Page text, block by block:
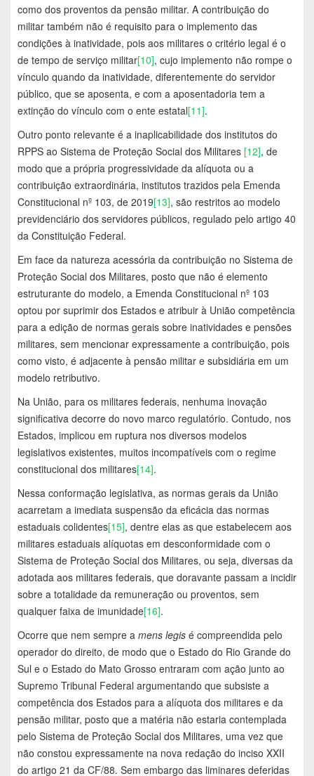
como dos proventos da pensão militar. A contribuição do
militar também não é requisito para o implemento das
condições à inatividade, pois aos militares o critério legal é o
de tempo de serviço militar[10], cujo implemento não rompe o
vínculo quando da inatividade, diferentemente do servidor
público, que se aposenta, e com a aposentadoria tem a
extinção do vínculo com o ente estatal[11].
Outro ponto relevante é a inaplicabilidade dos institutos do
RPPS ao Sistema de Proteção Social dos Militares [12], de
modo que a própria progressividade da alíquota ou a
contribuição extraordinária, institutos trazidos pela Emenda
Constitucional nº 103, de 2019[13], são restritos ao modelo
previdenciário dos servidores públicos, regulado pelo artigo 40
da Constituição Federal.
Em face da natureza acessória da contribuição no Sistema de
Proteção Social dos Militares, posto que não é elemento
estruturante do modelo, a Emenda Constitucional nº 103
optou por suprimir dos Estados e atribuir à União competência
para a edição de normas gerais sobre inatividades e pensões
militares, sem mencionar expressamente a contribuição, pois
como visto, é adjacente à pensão militar e subsidiária em um
modelo retributivo.
Na União, para os militares federais, nenhuma inovação
significativa decorre do novo marco regulatório. Contudo, nos
Estados, implicou em ruptura nos diversos modelos
legislativos existentes, muitos incompatíveis com o regime
constitucional dos militares[14].
Nessa conformação legislativa, as normas gerais da União
acarretam a imediata suspensão da eficácia das normas
estaduais colidentes[15], dentre elas as que estabelecem aos
militares estaduais alíquotas em desconformidade com o
Sistema de Proteção Social dos Militares, ou seja, diversas da
adotada aos militares federais, que doravante passam a incidir
sobre a totalidade da remuneração ou proventos, sem
qualquer faixa de imunidade[16].
Ocorre que nem sempre a mens legis é compreendida pelo
operador do direito, de modo que o Estado do Rio Grande do
Sul e o Estado do Mato Grosso entraram com ação junto ao
Supremo Tribunal Federal argumentando que subsiste a
competência dos Estados para a alíquota dos militares e da
pensão militar, posto que a matéria não estaria contemplada
pelo Sistema de Proteção Social dos Militares, uma vez que
não constou expressamente na nova redação do inciso XXII
do artigo 21 da CF/88. Sem embargo das liminares deferidas